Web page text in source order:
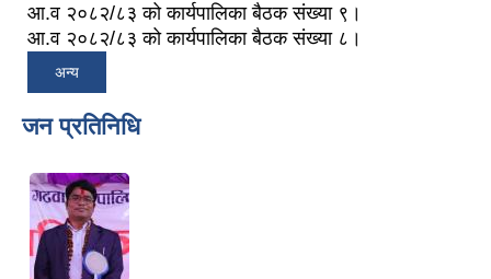
आ.व २०८२/८३ को कार्यपालिका बैठक संख्या ९।
आ.व २०८२/८३ को कार्यपालिका बैठक संख्या ८।
अन्य
जन प्रतिनिधि